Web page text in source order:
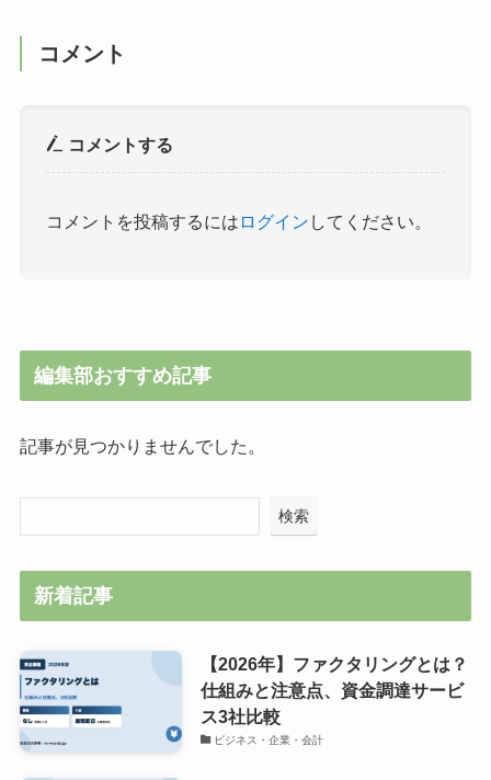
コメント
コメントする
コメントを投稿するには ログイン してください。
編集部おすすめ記事
記事が見つかりませんでした。
検索
新着記事
【2026年】ファクタリングとは？
仕組みと注意点、資金調達サービ
ス3社比較
ビジネス・企業・会計